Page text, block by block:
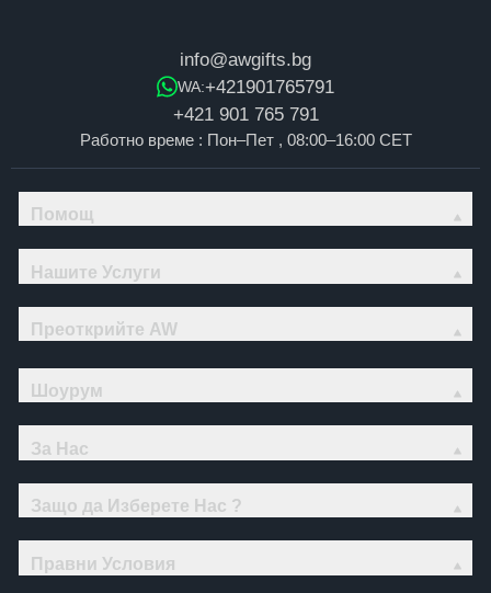
info@awgifts.bg
WA:+421901765791
+421 901 765 791
Работно време : Пон–Пет , 08:00–16:00 CET
Помощ
Нашите Услуги
Преоткрийте AW
Шоурум
За Нас
Защо да Изберете Нас ?
Правни Условия